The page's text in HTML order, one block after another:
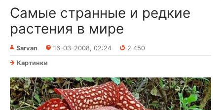
Самые странные и редкие
растения в мире
Sarvan 16-03-2008, 02:24
2 450
Картинки